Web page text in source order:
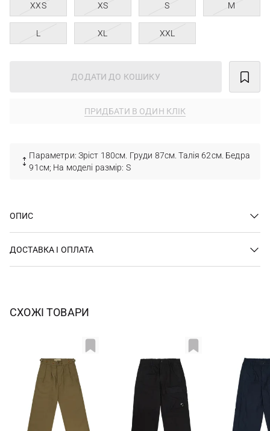
XXS XS S M
L XL XXL
ДОДАТИ ДО КОШИКУ
ПРИДБАТИ В ОДИН КЛІК
Параметри: Зріст 180см. Груди 87см. Талія 62см. Бедра
91см; На моделі размір: S
ОПИС
ДОСТАВКА І ОПЛАТА
СХОЖІ ТОВАРИ